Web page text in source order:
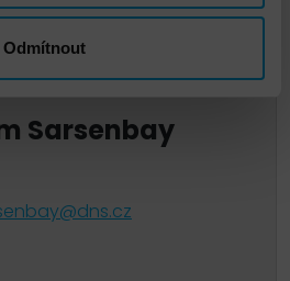
Odmítnout
Sarsenbay